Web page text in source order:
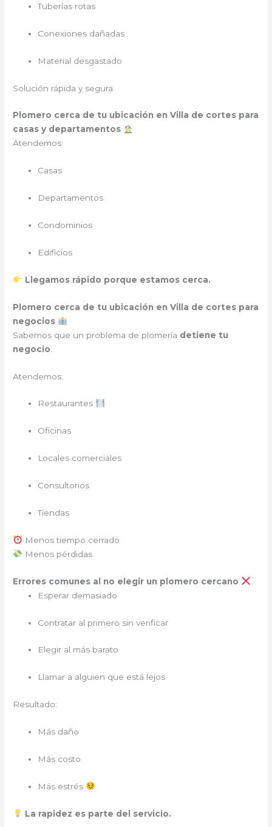
Tuberías rotas
Conexiones dañadas
Material desgastado
Solución rápida y segura.
Plomero cerca de tu ubicación en Villa de cortes para
casas y departamentos
Atendemos:
Casas
Departamentos
Condominios
Edificios
Llegamos rápido porque estamos cerca.
Plomero cerca de tu ubicación en Villa de cortes para
negocios
Sabemos que un problema de plomería detiene tu
negocio
Atendemos:
Restaurantes
Oficinas
Locales comerciales
Consultorios
Tiendas
Menos tiempo cerrado
Menos pérdidas
Errores comunes al no elegir un plomero cercano
Esperar demasiado
Contratar al primero sin verificar
Elegir al más barato
Llamar a alguien que está lejos
Resultado:
Más daño
Más costo
Más estrés
La rapidez es parte del servicio.